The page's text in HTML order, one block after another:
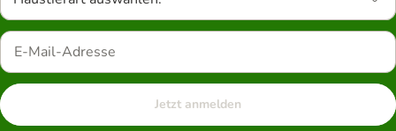
Jetzt anmelden